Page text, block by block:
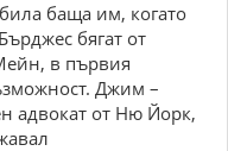
баща им, когато
бягат от
в първия
Джим –
адвокат от Ню Йорк,